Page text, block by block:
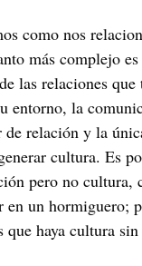
Algoritmos
Transgénero
como nos
más complejo
las relaciones que
entorno, la
de relación y la
cultura. Es
pero no cultura,
en un hormiguero;
que haya cultura sin